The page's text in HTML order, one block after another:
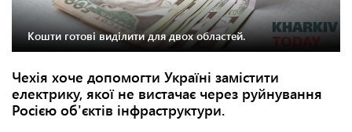
Кошти готові виділити для двох областей.
Чехія хоче допомогти Україні замістити
електрику, якої не вистачає через руйнування
Росією об'єктів інфраструктури.